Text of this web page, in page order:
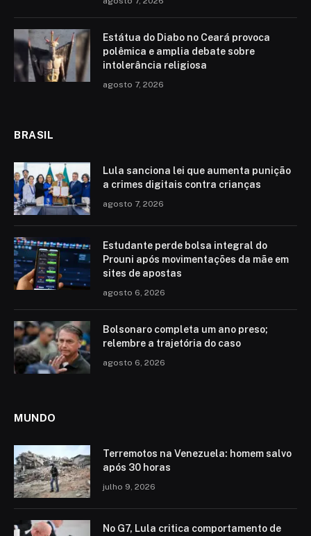
Estátua do Diabo no Ceará provoca
polêmica e amplia debate sobre
intolerância religiosa
agosto 7, 2026
BRASIL
Lula sanciona lei que aumenta punição
a crimes digitais contra crianças
agosto 7, 2026
Estudante perde bolsa integral do
Prouni após movimentações da mãe em
sites de apostas
agosto 6, 2026
Bolsonaro completa um ano preso;
relembre a trajetória do caso
agosto 6, 2026
MUNDO
Terremotos na Venezuela: homem salvo
após 30 horas
julho 9, 2026
No G7, Lula critica comportamento de